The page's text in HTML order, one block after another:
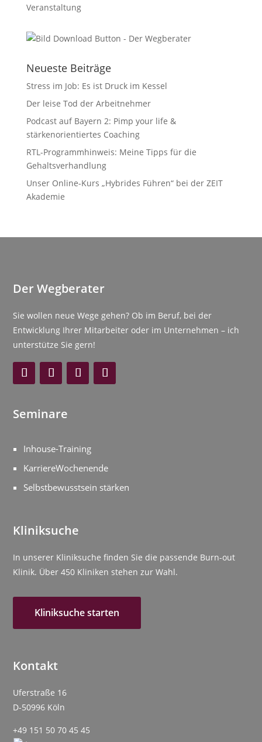
Veranstaltung
Neueste Beiträge
Stress im Job: Es ist Druck im Kessel
Der leise Tod der Arbeitnehmer
Podcast auf Bayern 2: Pimp your life &
stärkenorientiertes Coaching
RTL-Programmhinweis: Meine Tipps für die
Gehaltsverhandlung
Unser Online-Kurs „Hybrides Führen“ bei der ZEIT
Akademie
Der Wegberater
Sie wollen neue Wege gehen? Ob im Beruf, bei der
Entwicklung Ihrer Mitarbeiter oder im Unternehmen – ich
unterstütze Sie gern!
Seminare
Inhouse-Training
KarriereWochenende
Selbstbewusstsein stärken
Kliniksuche
In unserer Kliniksuche finden Sie die passende Burn-out
Klinik. Über 450 Kliniken stehen zur Wahl.
Kliniksuche starten
Kontakt
Uferstraße 16
D-50996 Köln
+49 151 50 70 45 45